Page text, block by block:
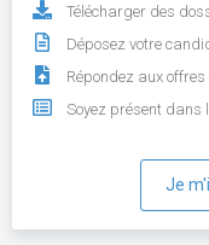
Télécharger des
Déposez votre
Répondez aux
Soyez présent dans
Je